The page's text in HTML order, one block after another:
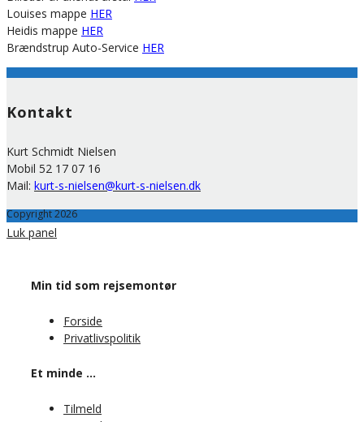
Louises mappe HER
Heidis mappe HER
Brændstrup Auto-Service HER
Kontakt
Kurt Schmidt Nielsen
Mobil 52 17 07 16
Mail: kurt-s-nielsen@kurt-s-nielsen.dk
Copyright 2026
Luk panel
Min tid som rejsemontør
Forside
Privatlivspolitik
Et minde …
Tilmeld